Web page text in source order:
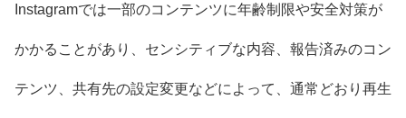
Instagramでは一部のコンテンツに年齢制限や安全対策が
かかることがあり、センシティブな内容、報告済みのコン
テンツ、共有先の設定変更などによって、通常どおり再生